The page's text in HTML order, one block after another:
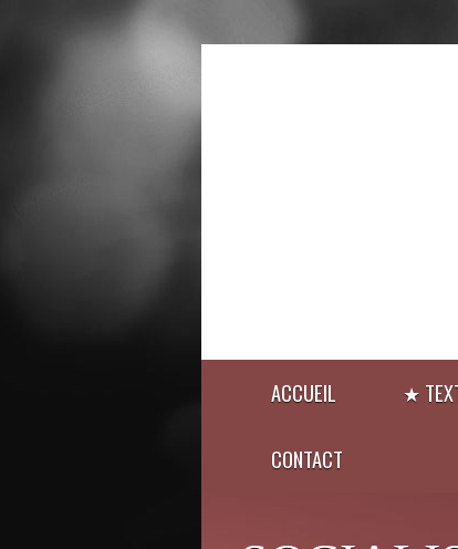
ACCUEIL ★
CONTACT